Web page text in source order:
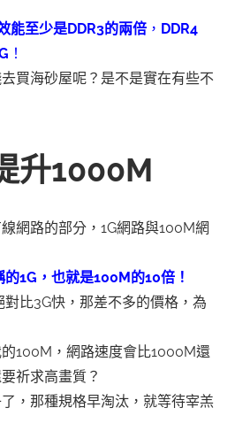
能至少是DDR3的兩倍 ， DDR4
！
買海砂屋呢？是不是實在有些不
升1000M
網路的部分，1G網路與100M網
1G，也就是100M的10倍！
比3G快，那差不多的價格，為
100M，網路速度會比1000M還
祈求高畫質？
，那種規格早淘汰，就等待宰羔